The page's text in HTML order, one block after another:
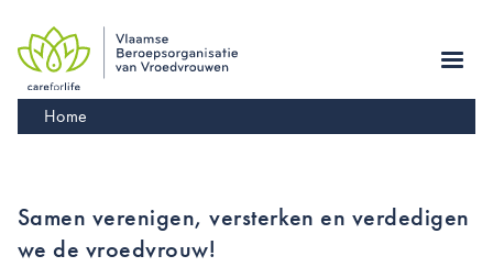
main
navigation
Kruimelpad
Home
Samen verenigen, versterken en verdedigen
we de vroedvrouw!